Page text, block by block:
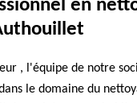
en
, l'équipe de notre
le domaine du